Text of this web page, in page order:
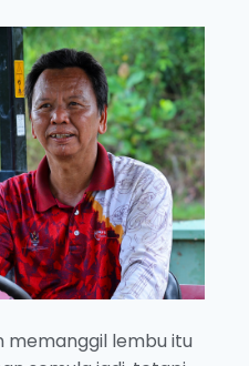
memanggil lembu itu